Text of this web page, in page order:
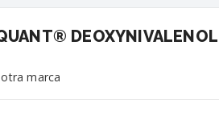
otra marca